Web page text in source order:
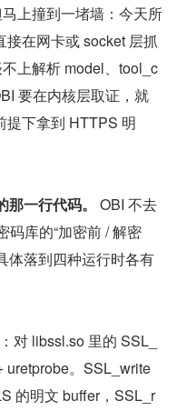
上撞到一堵墙：今天所
在网卡或 socket 层抓
上解析 model、tool_c
要在内核层取证，就
提下拿到 HTTPS 明
一行代码。
OBI 不去
码库的“加密前 / 解密
体落到四种运行时各有
对 libssl.so 里的 SSL_
uretprobe。SSL_write
的明文 buffer，SSL_r